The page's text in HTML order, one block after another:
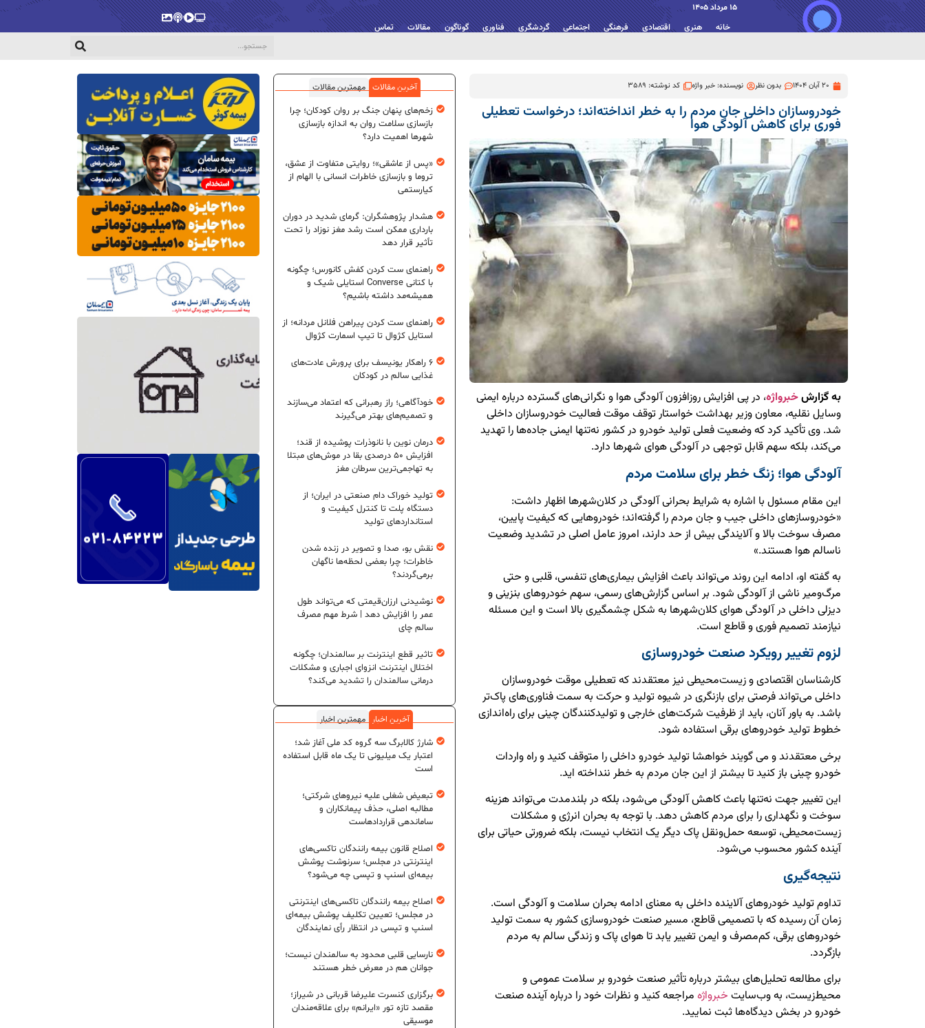
15 مرداد 1405
خانه هنری اقتصادی فرهنگی اجتماعی گردشگری فناوری گوناگون مقالات تماس
پخش‌زندهویدیو
پادکستگالری
20 آبان 1404 بدون نظر نویسنده:خبر واژه کد نوشته: 3589
خودروسازان داخلی جان مردم را به خطر انداخته‌اند؛ درخواست تعطیلی
فوری برای کاهش آلودگی هوا
به گزارشخبرواژه، در پی افزایش روزافزون آلودگی هوا و نگرانی‌های گسترده درباره ایمنی
وسایل نقلیه، معاون وزیر بهداشت خواستار توقف موقت فعالیت خودروسازان داخلی
شد. وی تأکید کرد که وضعیت فعلی تولید خودرو در کشور نه‌تنها ایمنی جاده‌ها را تهدید
می‌کند، بلکه سهم قابل توجهی در آلودگی هوای شهرها دارد.
آلودگی هوا؛ زنگ خطر برای سلامت مردم
این مقام مسئول با اشاره به شرایط بحرانی آلودگی در کلان‌شهرها اظهار داشت:
«خودروسازهای داخلی جیب و جان مردم را گرفته‌اند؛ خودروهایی که کیفیت پایین،
مصرف سوخت بالا و آلایندگی بیش از حد دارند، امروز عامل اصلی در تشدید وضعیت
ناسالم هوا هستند.»
به گفته او، ادامه این روند می‌تواند باعث افزایش بیماری‌های تنفسی، قلبی و حتی
مرگ‌ومیر ناشی از آلودگی شود. بر اساس گزارش‌های رسمی، سهم خودروهای بنزینی و
دیزلی داخلی در آلودگی هوای کلان‌شهرها به شکل چشمگیری بالا است و این مسئله
نیازمند تصمیم فوری و قاطع است.
لزوم تغییر رویکرد صنعت خودروسازی
کارشناسان اقتصادی و زیست‌محیطی نیز معتقدند که تعطیلی موقت خودروسازان
داخلی می‌تواند فرصتی برای بازنگری در شیوه تولید و حرکت به سمت فناوری‌های پاک‌تر
باشد. به باور آنان، باید از ظرفیت شرکت‌های خارجی و تولیدکنندگان چینی برای راه‌اندازی
خطوط تولید خودروهای برقی استفاده شود.
برخی معتقدند و می گویند خواهشا تولید خودرو داخلی را متوقف کنید و راه واردات
خودرو چینی باز کنید تا بیشتر از این جان مردم به خطر ننداخته اید.
این تغییر جهت نه‌تنها باعث کاهش آلودگی می‌شود، بلکه در بلندمدت می‌تواند هزینه
سوخت و نگهداری را برای مردم کاهش دهد. با توجه به بحران انرژی و مشکلات
زیست‌محیطی، توسعه حمل‌ونقل پاک دیگر یک انتخاب نیست، بلکه ضرورتی حیاتی برای
آینده کشور محسوب می‌شود.
نتیجه‌گیری
تداوم تولید خودروهای آلاینده داخلی به معنای ادامه بحران سلامت و آلودگی است.
زمان آن رسیده که با تصمیمی قاطع، مسیر صنعت خودروسازی کشور به سمت تولید
خودروهای برقی، کم‌مصرف و ایمن تغییر یابد تا هوای پاک و زندگی سالم به مردم
بازگردد.
برای مطالعه تحلیل‌های بیشتر درباره تأثیر صنعت خودرو بر سلامت عمومی و
محیط‌زیست، به وب‌سایت خبرواژه مراجعه کنید و نظرات خود را درباره آینده صنعت
خودرو در بخش دیدگاه‌ها ثبت نمایید.
آخرین مقالات مهمترین مقالات
زخم‌های پنهان جنگ بر روان کودکان؛ چرا
بازسازی سلامت روان به اندازه بازسازی
شهرها اهمیت دارد؟
«پس از عاشقی»؛ روایتی متفاوت از عشق،
تروما و بازسازی خاطرات انسانی با الهام از
کیارستمی
هشدار پژوهشگران: گرمای شدید در دوران
بارداری ممکن است رشد مغز نوزاد را تحت
تأثیر قرار دهد
راهنمای ست کردن کفش کانورس؛ چگونه
با کتانی Converse استایلی شیک و
همیشه‌مد داشته باشیم؟
راهنمای ست کردن پیراهن فلانل مردانه؛ از
استایل کژوال تا تیپ اسمارت کژوال
۶ راهکار یونیسف برای پرورش عادت‌های
غذایی سالم در کودکان
خودآگاهی؛ راز رهبرانی که اعتماد می‌سازند
و تصمیم‌های بهتر می‌گیرند
درمان نوین با نانوذرات پوشیده از قند؛
افزایش ۵۰ درصدی بقا در موش‌های مبتلا
به تهاجمی‌ترین سرطان مغز
تولید خوراک دام صنعتی در ایران؛ از
دستگاه پلت تا کنترل کیفیت و
استانداردهای تولید
نقش بو، صدا و تصویر در زنده شدن
خاطرات؛ چرا بعضی لحظه‌ها ناگهان
برمی‌گردند؟
نوشیدنی ارزان‌قیمتی که می‌تواند طول
عمر را افزایش دهد | شرط مهم مصرف
سالم چای
تاثیر قطع اینترنت بر سالمندان؛ چگونه
اختلال اینترنت انزوای اجباری و مشکلات
درمانی سالمندان را تشدید می‌کند؟
آخرین اخبار
مهمترین اخبار
شارژ کالابرگ سه گروه کد ملی آغاز شد؛
اعتبار یک میلیونی تا یک ماه قابل استفاده
است
تبعیض شغلی علیه نیروهای شرکتی؛
مطالبه اصلی، حذف پیمانکاران و
ساماندهی قراردادهاست
اصلاح قانون بیمه رانندگان تاکسی‌های
اینترنتی در مجلس؛ سرنوشت پوشش
بیمه‌ای اسنپ و تپسی چه می‌شود؟
اصلاح بیمه رانندگان تاکسی‌های اینترنتی
در مجلس؛ تعیین تکلیف پوشش بیمه‌ای
اسنپ و تپسی در انتظار رأی نمایندگان
نارسایی قلبی محدود به سالمندان نیست؛
جوانان هم در معرض خطر هستند
برگزاری کنسرت علیرضا قربانی در شیراز؛
مقصد تازه تور «ایرانم» برای علاقه‌مندان
موسیقی